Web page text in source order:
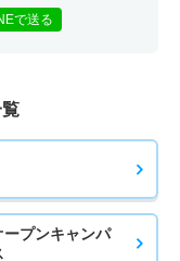
で送る
ープンキャンパ